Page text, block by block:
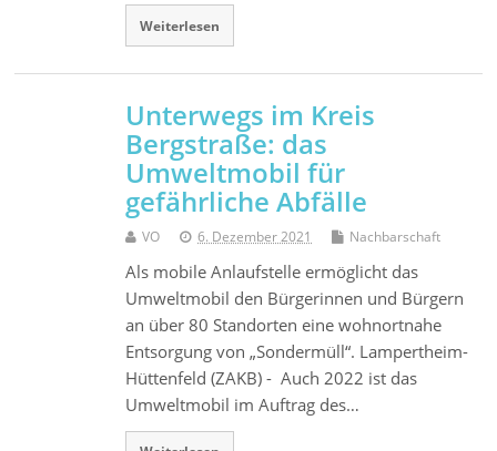
Weiterlesen
Unterwegs im Kreis
Bergstraße: das
Umweltmobil für
gefährliche Abfälle
VO 6. Dezember 2021 Nachbarschaft
Als mobile Anlaufstelle ermöglicht das
Umweltmobil den Bürgerinnen und Bürgern
an über 80 Standorten eine wohnortnahe
Entsorgung von „Sondermüll“. Lampertheim-
Hüttenfeld (ZAKB) - Auch 2022 ist das
Umweltmobil im Auftrag des…